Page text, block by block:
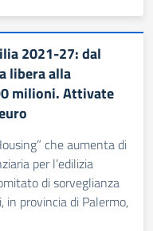
2021-27: dal
libera alla
milioni. Attivate
che aumenta di
per l’edilizia
di sorveglianza
in provincia di Palermo,